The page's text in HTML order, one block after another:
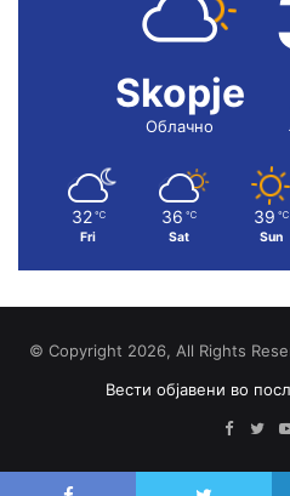
Skopje
Облачно
32 ℃
Fri
36 ℃
Sat
39 ℃
Sun
© Copyright 2026, All Rights
Вести објавени во